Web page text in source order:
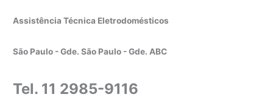
Assistência Técnica Eletrodomésticos
São Paulo - Gde. São Paulo - Gde. ABC
Tel. 11 2985-9116